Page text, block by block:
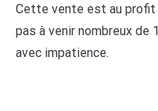
Cette vente est au profit
pas à venir nombreux de
avec impatience.